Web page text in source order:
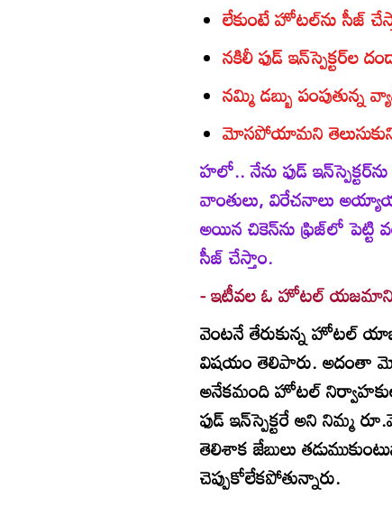
లేకుంటే హోటల్‌ను సీజ్‌
నకిలీ ఫుడ్‌ ఇన్‌స్పెక్టర్‌ల
నమ్మి డబ్బు పంపుతున్న
మోసపోయామని
హలో.. నేను ఫుడ్‌
వాంతులు, విరేచనాలు
అయిన చికెన్‌ను ఫ్రిజ్‌లో పెట్టి
సీజ్‌ చేస్తాం.
- ఇటీవల ఓ హోటల్‌
వెంటనే తేరుకున్న హోటల్‌
విషయం తెలిపారు. అదంతా
అనేకమంది హోటల్‌
ఫుడ్‌ ఇన్‌స్పెక్టరే అని నిమ్మ
తెలిశాక జేబులు
చెప్పుకోలేకపోతున్నారు.